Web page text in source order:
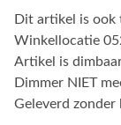
Dit artikel is ook
Winkellocatie
Artikel is
Dimmer NIET
Geleverd